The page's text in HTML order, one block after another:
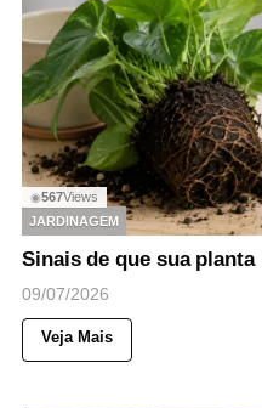
◉567Views
JARDINAGEM
Sinais de que sua
09/07/2026
Veja Mais